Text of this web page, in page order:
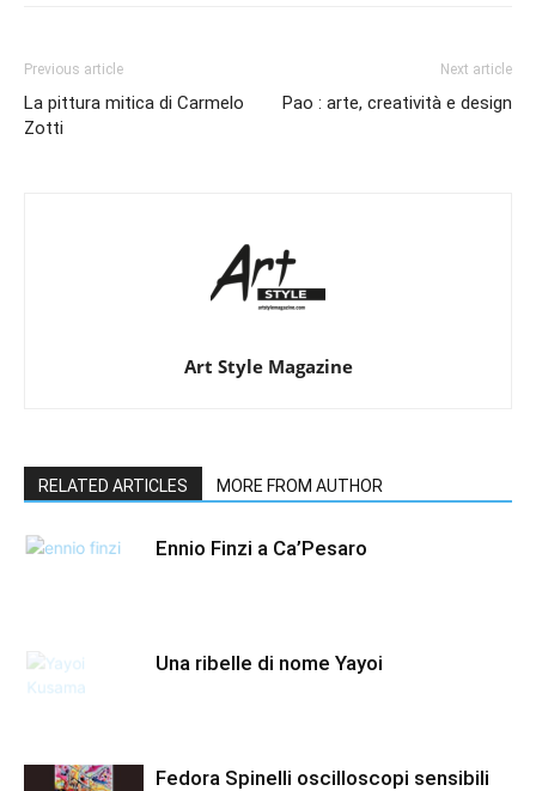
Previous article
La pittura mitica di Carmelo
Zotti
Next article
Pao : arte, creatività e design
Art Style Magazine
RELATED ARTICLES MORE FROM AUTHOR
Ennio Finzi a Ca’Pesaro
Una ribelle di nome Yayoi
Fedora Spinelli oscilloscopi sensibili